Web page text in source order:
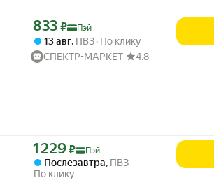
Цена с картой Яндекс Пэй 833 ₽ вместо
833 ₽ Пэй
13 авг, ПВЗ По клику
СПЕКТР-МАРКЕТ
4.8
Цена с картой Яндекс Пэй 1229 ₽ вместо
1 229₽ Пэй
Послезавтра, ПВЗ
По клику